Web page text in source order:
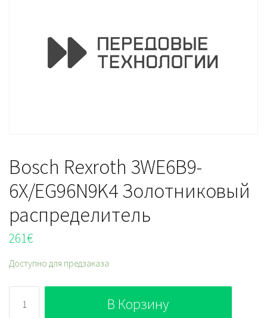
Bosch Rexroth 3WE6B9-
6X/EG96N9K4 Золотниковый
распределитель
261€
Доступно для предзаказа
Bosch
В Корзину